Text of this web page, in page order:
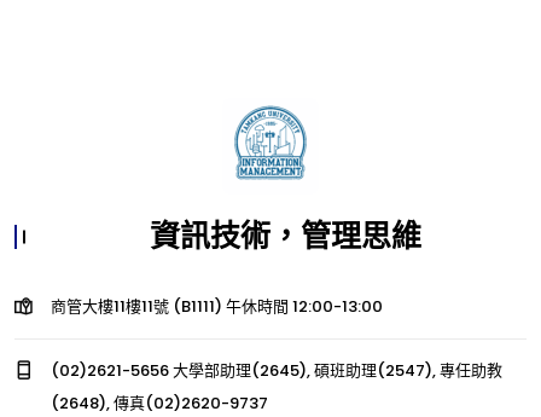
資訊技術，管理思維
商管大樓11樓11號 (B1111) 午休時間 12:00-13:00
(02)2621-5656 大學部助理(2645), 碩班助理(2547), 專任助教
(2648), 傳真(02)2620-9737